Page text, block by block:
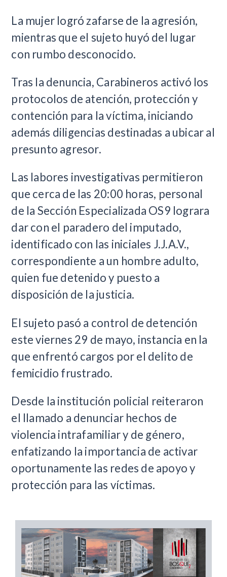
La mujer logró zafarse de la agresión,
mientras que el sujeto huyó del lugar
con rumbo desconocido.
Tras la denuncia, Carabineros activó los
protocolos de atención, protección y
contención para la víctima, iniciando
además diligencias destinadas a ubicar al
presunto agresor.
Las labores investigativas permitieron
que cerca de las 20:00 horas, personal
de la Sección Especializada OS9 lograra
dar con el paradero del imputado,
identificado con las iniciales J.J.A.V.,
correspondiente a un hombre adulto,
quien fue detenido y puesto a
disposición de la justicia.
El sujeto pasó a control de detención
este viernes 29 de mayo, instancia en la
que enfrentó cargos por el delito de
femicidio frustrado.
Desde la institución policial reiteraron
el llamado a denunciar hechos de
violencia intrafamiliar y de género,
enfatizando la importancia de activar
oportunamente las redes de apoyo y
protección para las víctimas.